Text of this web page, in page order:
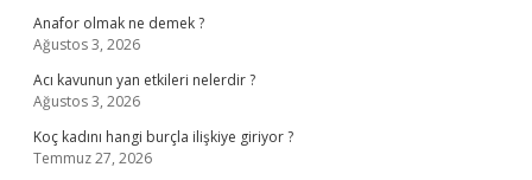
Anafor olmak ne demek ?
Ağustos 3, 2026
Acı kavunun yan etkileri nelerdir ?
Ağustos 3, 2026
Koç kadını hangi burçla ilişkiye giriyor ?
Temmuz 27, 2026